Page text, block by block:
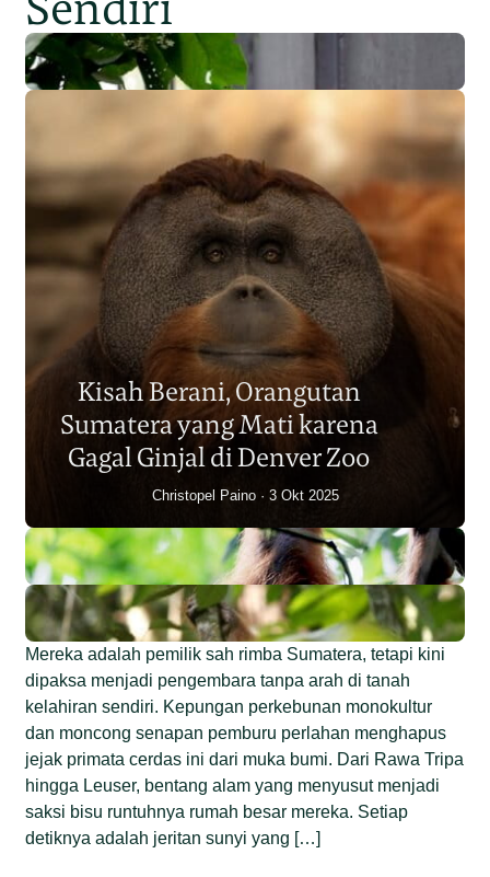
Populasi Orangutan
Sumatera Berkurang 2.700
Individu dalam Satu Dekade?
Junaidi Hanafiah 14 Jul 2026
Kisah Berani, Orangutan
Sumatera yang Mati karena
Gagal Ginjal di Denver Zoo
Christopel Paino 3 Okt 2025
Mereka adalah pemilik sah rimba Sumatera, tetapi kini
dipaksa menjadi pengembara tanpa arah di tanah
kelahiran sendiri. Kepungan perkebunan monokultur
dan moncong senapan pemburu perlahan menghapus
jejak primata cerdas ini dari muka bumi. Dari Rawa Tripa
hingga Leuser, bentang alam yang menyusut menjadi
saksi bisu runtuhnya rumah besar mereka. Setiap
detiknya adalah jeritan sunyi yang […]